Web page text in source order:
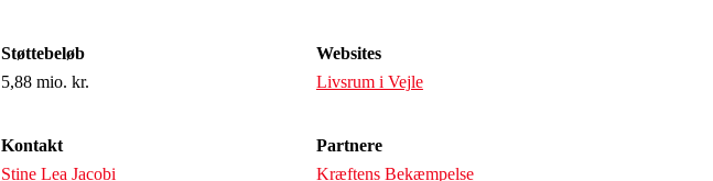
Støttebeløb
5,88 mio. kr.
Websites
Livsrum i Vejle
Kontakt
Stine Lea Jacobi
Partnere
Kræftens Bekæmpelse